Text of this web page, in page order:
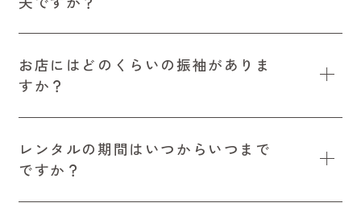
お店にはどのくらいの振袖がありま
すか？
レンタルの期間はいつからいつまで
ですか？